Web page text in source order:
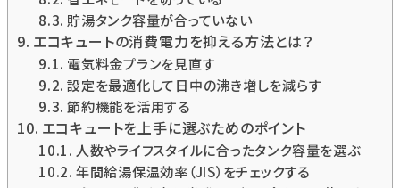
貯湯タンク容量が合っていない
エコキュートの消費電力を抑える方法とは？
電気料金プランを見直す
設定を最適化して日中の沸き増しを減らす
節約機能を活用する
エコキュートを上手に選ぶためのポイント
人数やライフスタイルに合ったタンク容量を選ぶ
年間給湯保温効率（JIS）をチェックする